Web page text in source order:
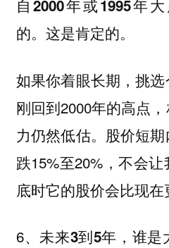
自2000年或1995年
的。这是肯定的。
如果你着眼长期，挑选
刚回到2000年的高点
力仍然低估。股价短
跌15%至20%，不会
底时它的股价会比现在
6、未来3到5年，谁是